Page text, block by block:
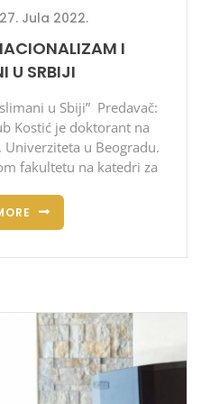
27. Jula 2022.
I
U SRBIJI
u Sbiji” Predavač:
Kostić je doktorant na
u Beogradu.
fakultetu na katedri za